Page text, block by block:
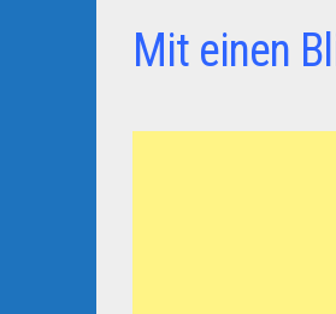
Mit einen